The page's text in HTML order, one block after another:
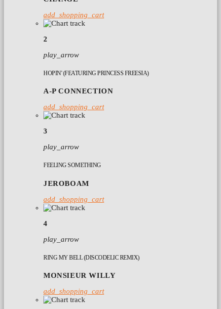
add_shopping_cart
2
play_arrow
HOPIN' (FEATURING PRINCESS FREESIA)
A-P CONNECTION
add_shopping_cart
3
play_arrow
FEELING SOMETHING
JEROBOAM
add_shopping_cart
4
play_arrow
RING MY BELL (DISCODELIC REMIX)
MONSIEUR WILLY
add_shopping_cart